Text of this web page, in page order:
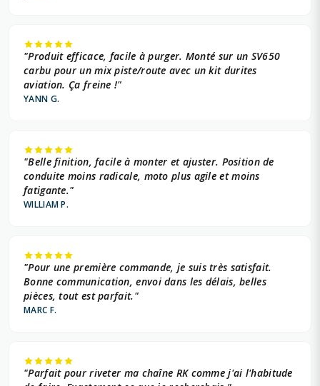
"Produit efficace, facile à purger. Monté sur un SV650
carbu pour un mix piste/route avec un kit durites
aviation. Ça freine !"
YANN G.
"Belle finition, facile à monter et ajuster. Position de
conduite moins radicale, moto plus agile et moins
fatigante."
WILLIAM P.
"Pour une première commande, je suis très satisfait.
Bonne communication, envoi dans les délais, belles
pièces, tout est parfait."
MARC F.
"Parfait pour riveter ma chaîne RK comme j'ai l'habitude